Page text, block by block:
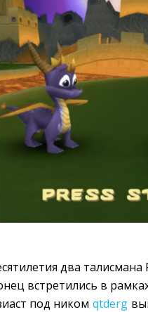
два
встретились в
под ником qtderg